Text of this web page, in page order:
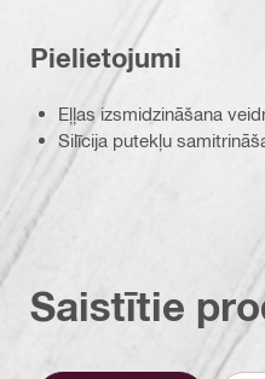
Pielietojumi
Eļļas izsmidzināšana
Silīcija putekļu
Saistītie